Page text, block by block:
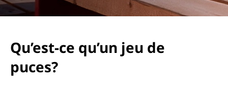
Qu’est-ce qu’un jeu de
puces?